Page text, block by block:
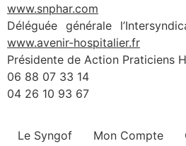
www.snphar.com
Déléguée générale
www.avenir-hospitalier.fr
Présidente de Action Praticiens
06 88 07 33 14
04 26 10 93 67
Le Syngof Mon Compte